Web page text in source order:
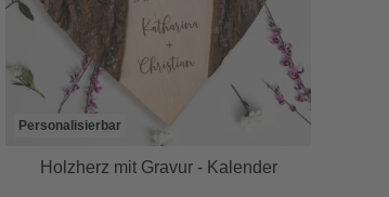
Personalisierbar
Holzherz mit Gravur - Kalender